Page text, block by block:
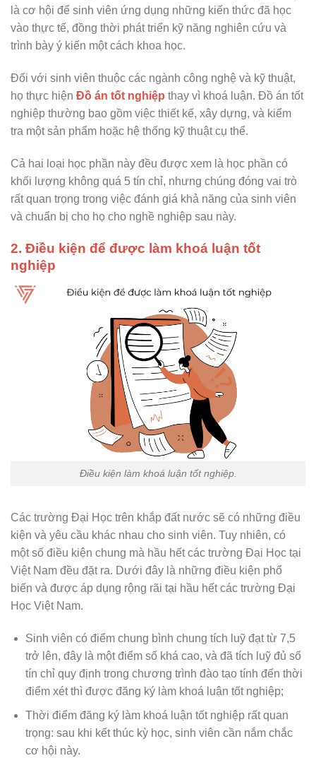
là cơ hội để sinh viên ứng dụng những kiến thức đã học
vào thực tế, đồng thời phát triển kỹ năng nghiên cứu và
trình bày ý kiến một cách khoa học.
Đối với sinh viên thuộc các ngành công nghệ và kỹ thuật,
họ thực hiện Đồ án tốt nghiệp thay vì khoá luận. Đồ án tốt
nghiệp thường bao gồm việc thiết kế, xây dựng, và kiểm
tra một sản phẩm hoặc hệ thống kỹ thuật cụ thể.
Cả hai loại học phần này đều được xem là học phần có
khối lượng không quá 5 tín chỉ, nhưng chúng đóng vai trò
rất quan trọng trong việc đánh giá khả năng của sinh viên
và chuẩn bị cho họ cho nghề nghiệp sau này.
2. Điều kiện để được làm khoá luận tốt
nghiệp
Điều kiện làm khoá luận tốt nghiệp.
Các trường Đại Học trên khắp đất nước sẽ có những điều
kiện và yêu cầu khác nhau cho sinh viên. Tuy nhiên, có
một số điều kiện chung mà hầu hết các trường Đại Học tại
Việt Nam đều đặt ra. Dưới đây là những điều kiện phổ
biến và được áp dụng rộng rãi tại hầu hết các trường Đại
Học Việt Nam.
Sinh viên có điểm chung bình chung tích luỹ đạt từ 7,5
trở lên, đây là một điểm số khá cao, và đã tích luỹ đủ số
tín chỉ quy định trong chương trình đào tạo tính đến thời
điểm xét thì được đăng ký làm khoá luận tốt nghiệp;
Thời điểm đăng ký làm khoá luận tốt nghiệp rất quan
trọng: sau khi kết thúc kỳ học, sinh viên cần nắm chắc
cơ hội này.